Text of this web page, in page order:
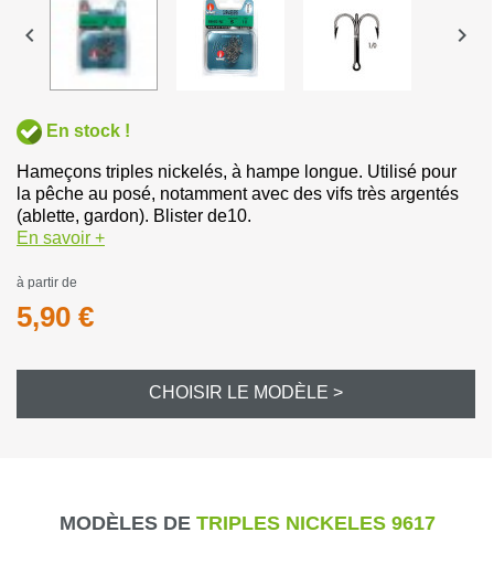
 
En stock !
Hameçons triples nickelés, à hampe longue. Utilisé pour
la pêche au posé, notamment avec des vifs très argentés
(ablette, gardon). Blister de10.
En savoir +
à partir de
5,90 €
CHOISIR LE MODÈLE >
MODÈLES DETRIPLES NICKELES 9617